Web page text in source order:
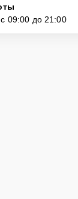
09:00 до 21:00